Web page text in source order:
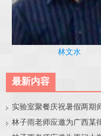
林文水
最新内容
实验室聚餐庆祝暑假两期